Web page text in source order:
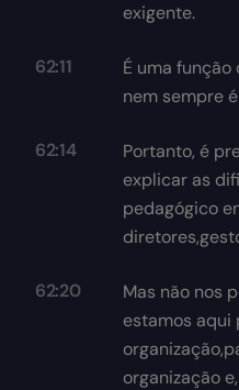
exigente.
62:11
É uma função
nem sempre
62:14
Portanto, é
explicar as
pedagógico
62:20
Mas não nos
estamos aqui
organização